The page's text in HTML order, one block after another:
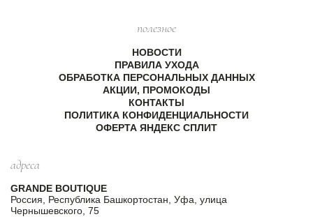
полезное
НОВОСТИ
ПРАВИЛА УХОДА
ОБРАБОТКА ПЕРСОНАЛЬНЫХ ДАННЫХ
АКЦИИ, ПРОМОКОДЫ
КОНТАКТЫ
ПОЛИТИКА КОНФИДЕНЦИАЛЬНОСТИ
ОФЕРТА ЯНДЕКС СПЛИТ
адреса
GRANDE BOUTIQUE
Россия, Республика Башкортостан, Уфа, улица
Чернышевского, 75